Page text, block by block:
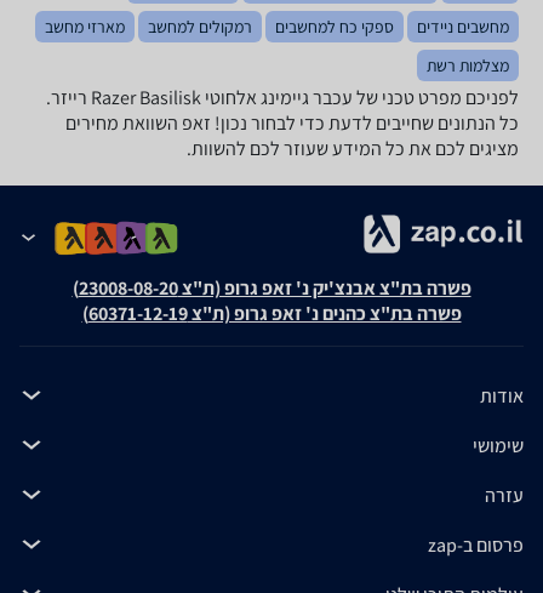
מחשבים ניידים
ספקי כח למחשבים רמקולים למחשב
מארזי מחשב
מצלמות רשת
לפניכם מפרט טכני של ‏עכבר גיימינג ‏אלחוטי Razer Basilisk רייזר.
כל הנתונים שחייבים לדעת כדי לבחור נכון! זאפ השוואת מחירים
מציגים לכם את כל המידע שעוזר לכם להשוות.
פשרה בת"צ אבנצ'יק נ' זאפ גרופ (ת"צ 23008-08-20)
פשרה בת"צ כהנים נ' זאפ גרופ (ת"צ 60371-12-19)
אודות
שימושי
עזרה
פרסום ב-zap